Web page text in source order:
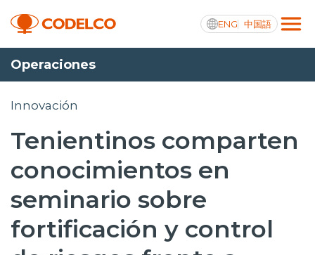
ENG 中国語
Transparencia activa
Operaciones
Innovación
Tenientinos comparten
conocimientos en
seminario sobre
fortificación y control